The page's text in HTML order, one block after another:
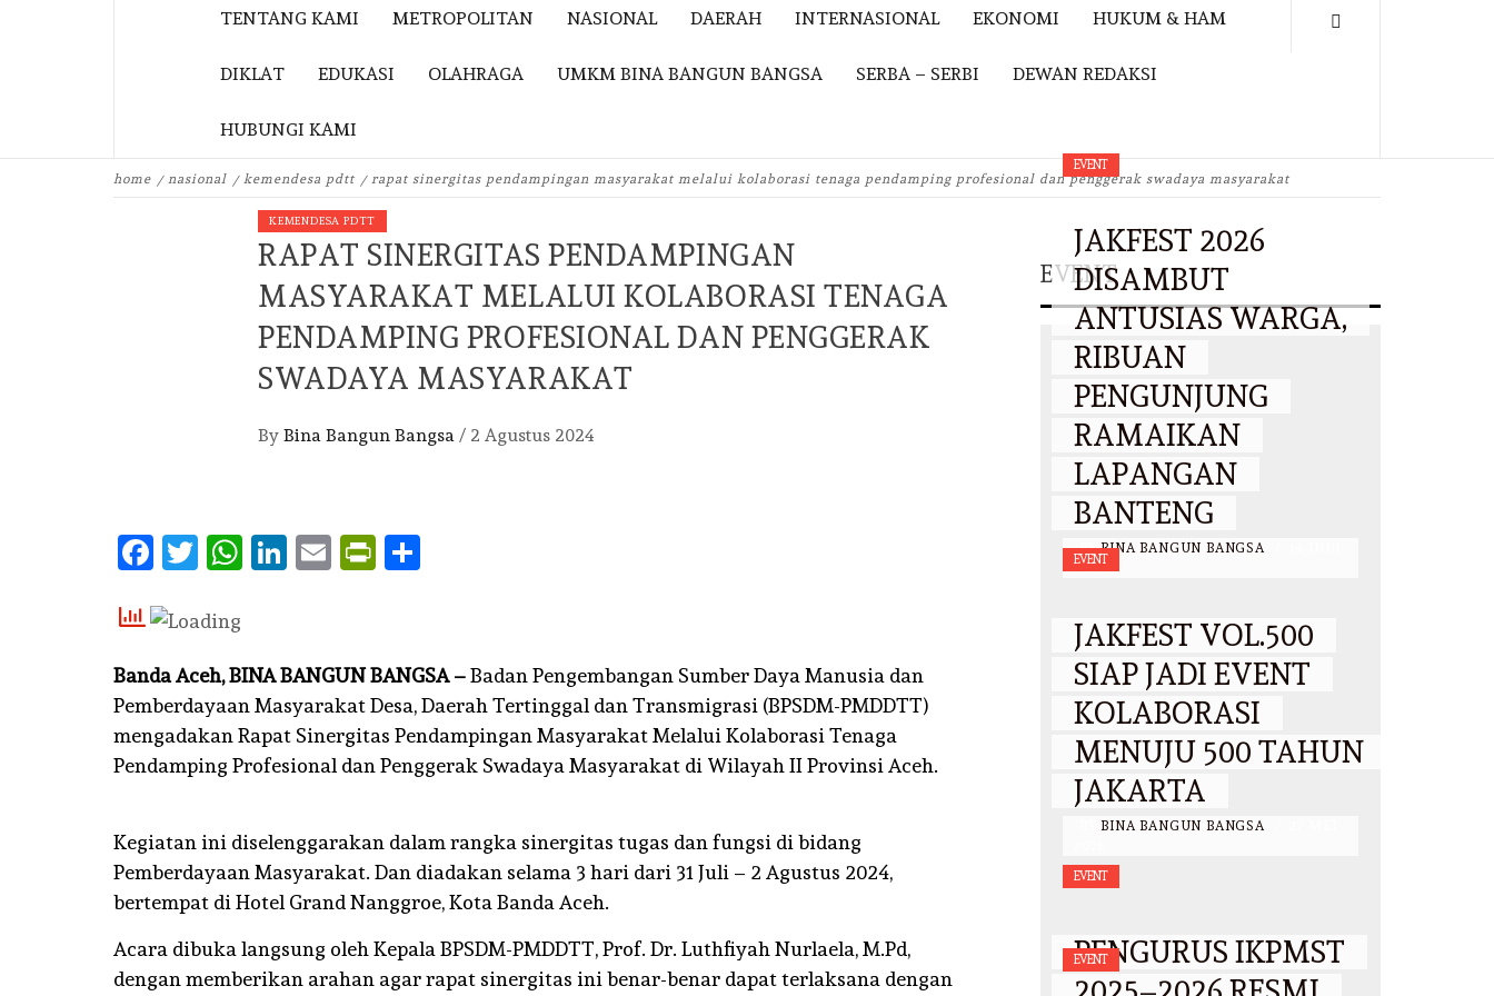
TENTANG KAMI METROPOLITAN NASIONAL DAERAH INTERNASIONAL EKONOMI HUKUM & HAM
DIKLAT EDUKASI OLAHRAGA UMKM BINA BANGUN BANGSA SERBA – SERBI DEWAN REDAKSI
HUBUNGI KAMI
home nasional kemendesa pdtt rapat sinergitas pendampingan masyarakat melalui kolaborasi tenaga pendamping profesional dan penggerak swadaya masyarakat
KEMENDESA PDTT
RAPAT SINERGITAS PENDAMPINGAN
MASYARAKAT MELALUI KOLABORASI TENAGA
PENDAMPING PROFESIONAL DAN PENGGERAK
SWADAYA MASYARAKAT
By Bina Bangun Bangsa / 2 Agustus 2024
Facebook
Twitter
WhatsApp
LinkedIn
EmailPrintFriendly
Banda Aceh, BINA BANGUN BANGSA –Badan Pengembangan Sumber Daya Manusia dan
Pemberdayaan Masyarakat Desa, Daerah Tertinggal dan Transmigrasi (BPSDM-PMDDTT)
mengadakan Rapat Sinergitas Pendampingan Masyarakat Melalui Kolaborasi Tenaga
Pendamping Profesional dan Penggerak Swadaya Masyarakat di Wilayah II Provinsi Aceh.
Kegiatan ini diselenggarakan dalam rangka sinergitas tugas dan fungsi di bidang
Pemberdayaan Masyarakat. Dan diadakan selama 3 hari dari 31 Juli – 2 Agustus 2024,
bertempat di Hotel Grand Nanggroe, Kota Banda Aceh.
Acara dibuka langsung oleh Kepala BPSDM-PMDDTT, Prof. Dr. Luthfiyah Nurlaela, M.Pd,
dengan memberikan arahan agar rapat sinergitas ini benar-benar dapat terlaksana dengan
EVENT
EVENT
JAKFEST 2026
DISAMBUT
ANTUSIAS WARGA,
RIBUAN
PENGUNJUNG
RAMAIKAN
LAPANGAN
BANTENG
BY BINA BANGUN BANGSA
2026
EVENT
JAKFEST VOL.500
SIAP JADI EVENT
KOLABORASI
MENUJU 500 TAHUN
JAKARTA
BINA BANGUN BANGSA
EVENT
PENGURUS IKPMST
EVENT